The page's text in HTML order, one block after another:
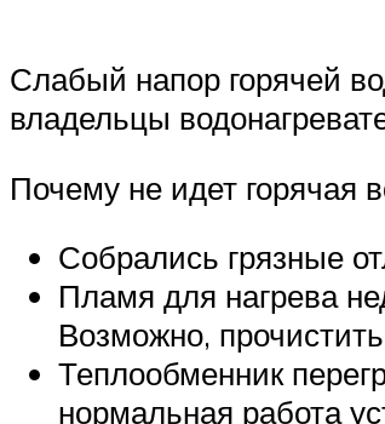
Слабый напор горячей
владельцы
Почему не идет горячая
Собрались грязные
Пламя для нагрева
Возможно,
Теплообменник
нормальная работа